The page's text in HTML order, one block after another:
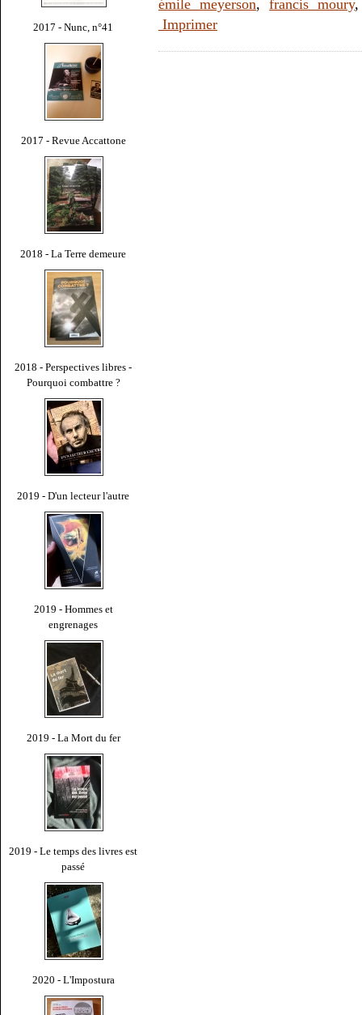
2017 - Nunc, n°41
2017 - Revue Accattone
2018 - La Terre demeure
2018 - Perspectives libres -
Pourquoi combattre ?
2019 - D'un lecteur l'autre
2019 - Hommes et
engrenages
2019 - La Mort du fer
2019 - Le temps des livres est
passé
2020 - L'Impostura
émile meyerson,francis moury
Imprimer